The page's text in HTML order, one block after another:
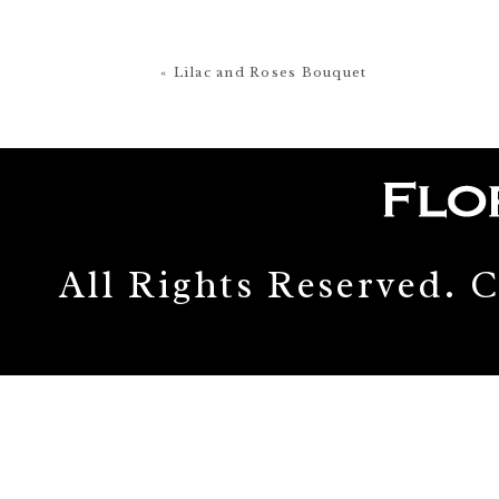
« Lilac and Roses Bouquet
All Rights Reserved.